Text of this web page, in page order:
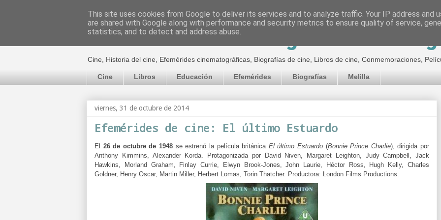
El cultural cinematográfico de Jorge
Cine, Historia del cine, Efemérides cinematográficas, Biografías de cine, Libros de cine, Conmemoraciones,
Cine Libros Educación Efemérides Biografías Melilla
viernes, 31 de octubre de 2014
Efemérides de cine: El último Estuardo
El 26 de octubre de 1948 se estrenó la película británica El último Estuardo (Bonnie Prince Charlie), dirigida por
Anthony Kimmins, Alexander Korda. Protagonizada por David Niven, Margaret Leighton, Judy Campbell, Jack
Hawkins, Morland Graham, Finlay Currie, Elwyn Brook-Jones, John Laurie, Héctor Ross, Hugh Kelly, Charles
Goldner, Henry Oscar, Martin Miller, Herbert Lomas, Torin Thatcher. Productora: London Films Productions.
This site uses cookies from Google to deliver its services and to analyze traffic. Your IP address and
are shared with Google along with performance and security metrics to ensure quality of service,
statistics, and to detect and address abuse.